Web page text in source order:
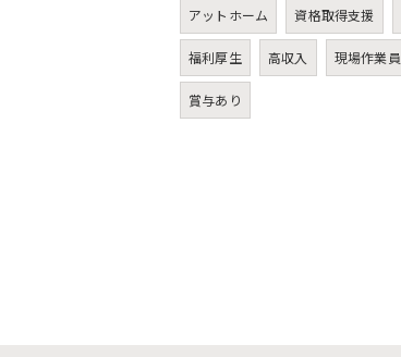
アットホーム 資格取得支援
福利厚生 高収入 現場作業員
賞与あり